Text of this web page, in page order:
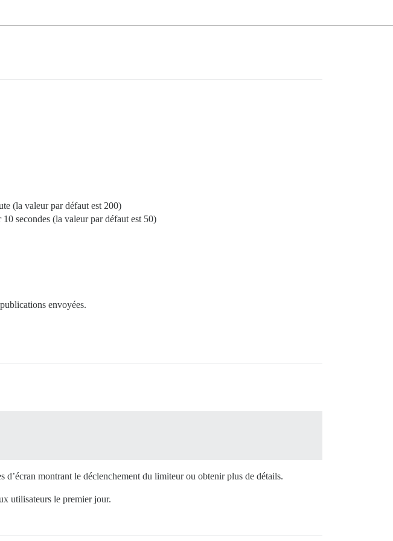
(la valeur par défaut est 200)
10 secondes (la valeur par défaut est 50)
envoyées.
d’écran montrant le déclenchement du limiteur ou obtenir plus de détails.
utilisateurs le premier jour.